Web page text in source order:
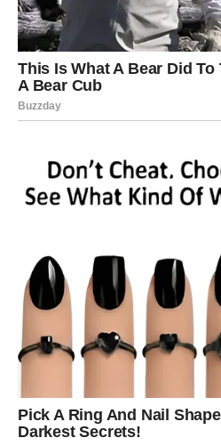
Neko ti pruža podršku kada ti
da nisi sam u onome što nosiš.
promena, već
ponovo dišeš punim plućima.
Karmička poruka
Sledeća sedmica nosi jasnu
Dobrota se vraća, ali u obliku
Sve što si dao iz srca, čak i
se vraća kroz mir,
na snove, osećaje, male
Sudbina te ne testira više – sada